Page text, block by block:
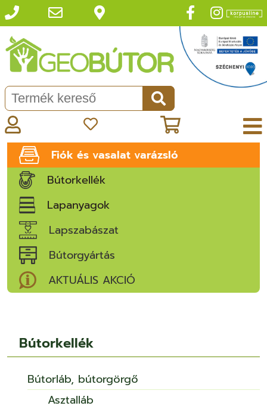
Fiók és vasalat varázsló
Bútorkellék
Lapanyagok
Lapszabászat
Bútorgyártás
AKTUÁLIS AKCIÓ
Bútorkellék
Bútorláb, bútorgörgő
Asztalláb